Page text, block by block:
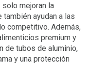
mejoran la
ayudan a las
competitivo. Además,
premium y
de tubos de aluminio,
y una protección